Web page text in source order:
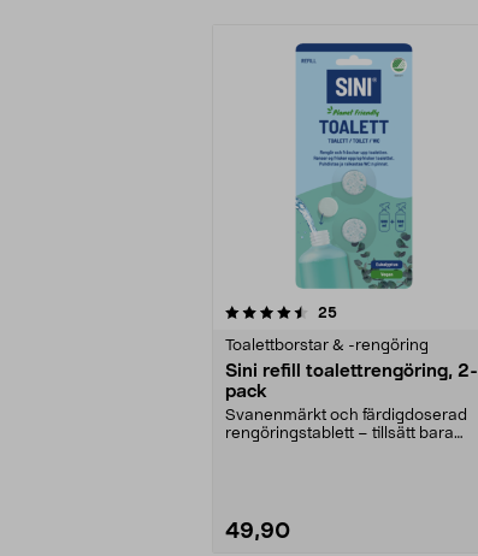
25recensioner
Toalettborstar & -rengöring
Sini refill toalettrengöring, 2-
pack
Svanenmärkt och färdigdoserad
rengöringstablett – tillsätt bara
49,90